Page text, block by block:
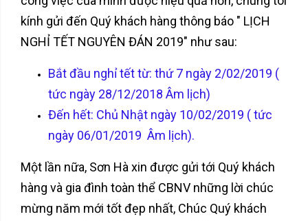
kính gửi đến Quý khách hàng thông báo " LỊCH
NGHỈ TẾT NGUYÊN ĐÁN 2019" như sau:
Bắt đầu nghỉ tết từ: thứ 7 ngày 2/02/2019 (
tức ngày 28/12/2018 Âm lịch)
Đến hết: Chủ Nhật ngày 10/02/2019 ( tức
ngày 06/01/2019 Âm lịch).
Một lần nữa, Sơn Hà xin được gửi tới Quý khách
hàng và gia đình toàn thể CBNV những lời chúc
mừng năm mới tốt đẹp nhất, Chúc Quý khách